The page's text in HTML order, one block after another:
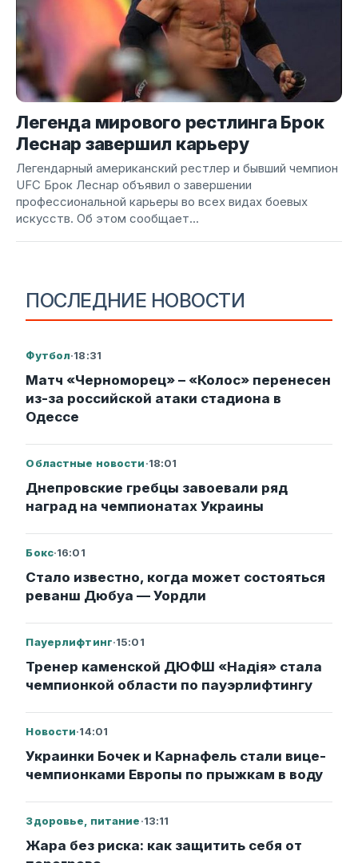
ПОСЛЕДНИЕ НОВОСТИ
Футбол·18:31
Матч «Черноморец» – «Колос» перенесен
из-за российской атаки стадиона в
Одессе
Областные новости·18:01
Днепровские гребцы завоевали ряд
наград на чемпионатах Украины
Бокс·16:01
Стало известно, когда может состояться
реванш Дюбуа — Уордли
Пауерлифтинг·15:01
Тренер каменской ДЮФШ «Надія» стала
чемпионкой области по пауэрлифтингу
Новости·14:01
Украинки Бочек и Карнафель стали вице-
чемпионками Европы по прыжкам в воду
Здоровье, питание·13:11
Жара без риска: как защитить себя от
Легенда мирового рестлинга Брок
Леснар завершил карьеру
Легендарный американский рестлер и бывший чемпион
UFC Брок Леснар объявил о завершении
профессиональной карьеры во всех видах боевых
искусств. Об этом сообщает...